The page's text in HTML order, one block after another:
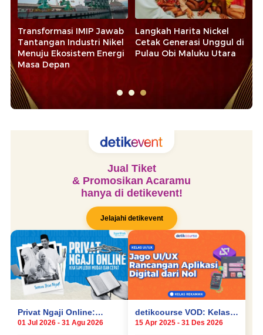
Transformasi IMIP Jawab
Tantangan Industri Nikel
Menuju Ekosistem Energi
Masa Depan
Langkah Harita Nickel
Cetak Generasi Unggul di
Pulau Obi Maluku Utara